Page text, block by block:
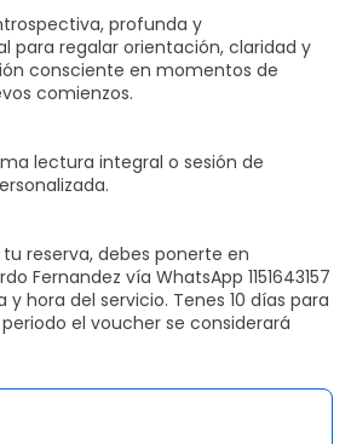
profunda y
para regalar orientación, claridad y
consciente en momentos de
comienzos.
lectura integral o sesión de
reserva, debes ponerte en
Fernandez vía WhatsApp 1151643157
hora del servicio. Tenes 10 días para
el voucher se considerará